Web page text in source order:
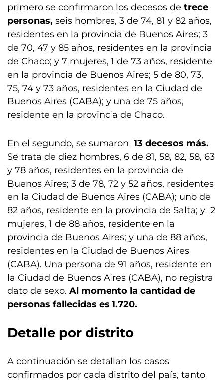
primero se confirmaron los decesos de trece
personas, seis hombres, 3 de 74, 81 y 82 años,
residentes en la provincia de Buenos Aires; 3
de 70, 47 y 85 años, residentes en la provincia
de Chaco; y 7 mujeres, 1 de 73 años, residente
en la provincia de Buenos Aires; 5 de 80, 73,
75, 74 y 73 años, residentes en la Ciudad de
Buenos Aires (CABA); y una de 75 años,
residente en la provincia de Chaco.
En el segundo, se sumaron 13 decesos más.
Se trata de diez hombres, 6 de 81, 58, 82, 58, 63
y 78 años, residentes en la provincia de
Buenos Aires; 3 de 78, 72 y 52 años, residentes
en la Ciudad de Buenos Aires (CABA); uno de
82 años, residente en la provincia de Salta; y 2
mujeres, 1 de 88 años, residente en la
provincia de Buenos Aires; y una de 88 años,
residentes en la Ciudad de Buenos Aires
(CABA). Una persona de 91 años, residente en
la Ciudad de Buenos Aires (CABA), no registra
dato de sexo. Al momento la cantidad de
personas fallecidas es 1.720.
Detalle por distrito
A continuación se detallan los casos
confirmados por cada distrito del país, tanto